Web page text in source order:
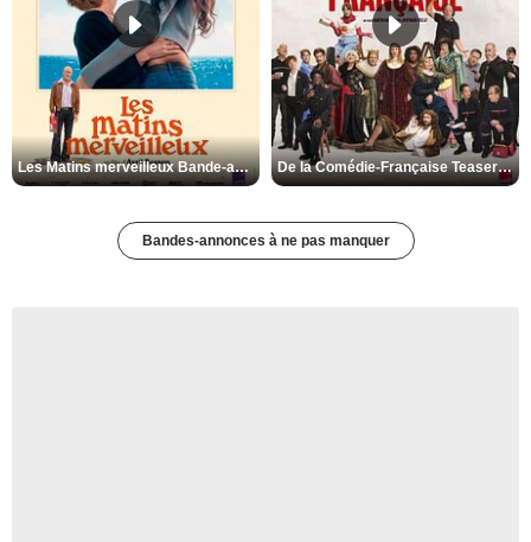
Les Matins merveilleux Bande-annonce VF De la Comédie-Française Teaser VF
Bandes-annonces à ne pas manquer